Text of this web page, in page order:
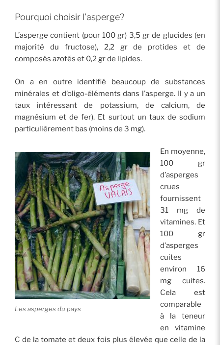
Pourquoi choisir l’asperge?
L’asperge contient (pour 100 gr) 3,5 gr de glucides (en
majorité du fructose), 2,2 gr de protides et de
composés azotés et 0,2 gr de lipides.
On a en outre identifié beaucoup de substances
minérales et d’oligo-éléments dans l’asperge. Il y a un
taux intéressant de potassium, de calcium, de
magnésium et de fer). Et surtout un taux de sodium
particulièrement bas (moins de 3 mg).
Les asperges du pays
En moyenne,
100 gr
d’asperges
crues
fournissent
31 mg de
vitamines. Et
100 gr
d’asperges
cuites
environ 16
mg cuites.
Cela est
comparable
à la teneur
en vitamine
C de la tomate et deux fois plus élevée que celle de la